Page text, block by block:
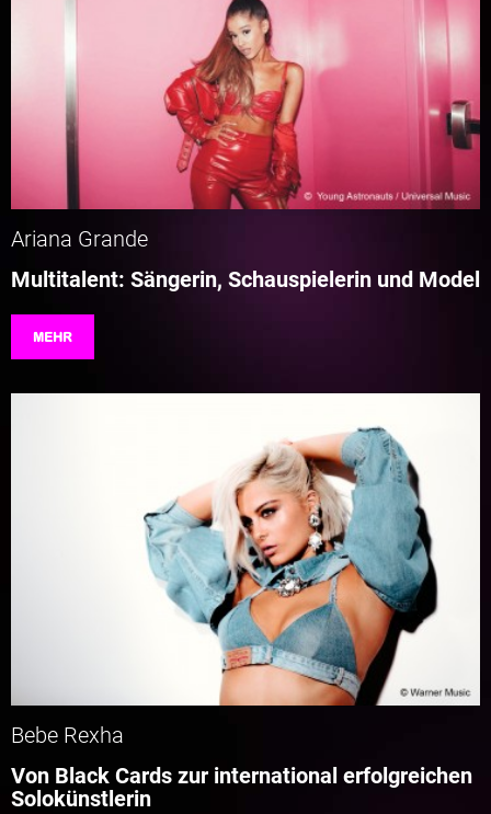
Ariana Grande
Multitalent: Sängerin, Schauspielerin und Model
MEHR
Bebe Rexha
Von Black Cards zur international erfolgreichen
Solokünstlerin